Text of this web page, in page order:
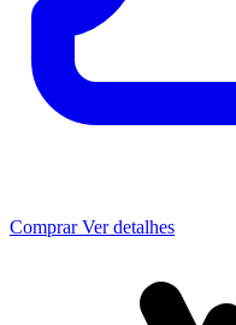
Comprar Ver detalhes